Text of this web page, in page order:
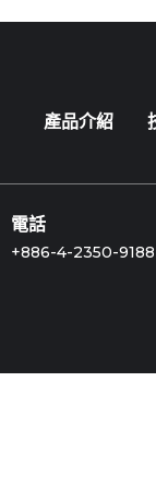
產品介紹
電話
+886-4-2350-9188